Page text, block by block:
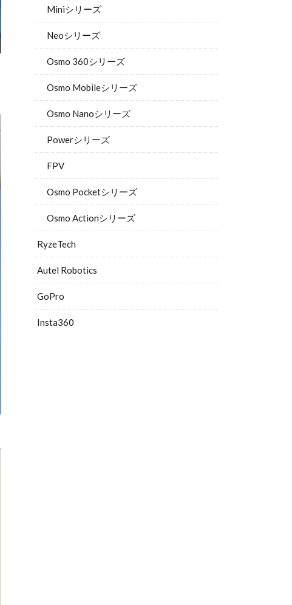
Miniシリーズ
Neoシリーズ
Osmo 360シリーズ
Osmo Mobileシリーズ
Osmo Nanoシリーズ
Powerシリーズ
FPV
Osmo Pocketシリーズ
Osmo Actionシリーズ
RyzeTech
Autel Robotics
GoPro
Insta360